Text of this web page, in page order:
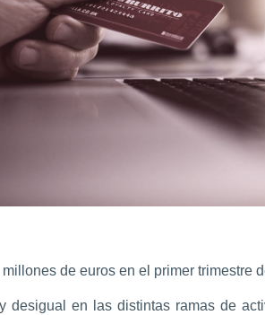
de euros en el primer trimestre
desigual en las distintas ramas de